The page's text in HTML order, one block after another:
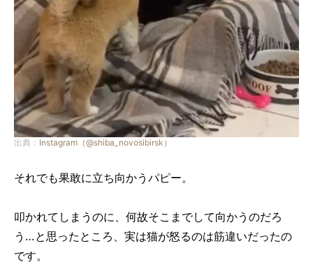
出典： Instagram（@shiba_novosibirsk）
それでも果敢に立ち向かうパピー。
叩かれてしまうのに、何故そこまでして向かうのだろ
う…と思ったところ、実は猫が怒るのは筋違いだったの
です。